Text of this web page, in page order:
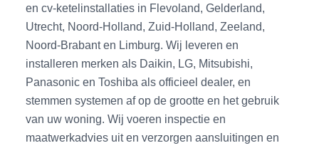
en cv-ketelinstallaties in Flevoland, Gelderland,
Utrecht, Noord-Holland, Zuid-Holland, Zeeland,
Noord-Brabant en Limburg. Wij leveren en
installeren merken als Daikin, LG, Mitsubishi,
Panasonic en Toshiba als officieel dealer, en
stemmen systemen af op de grootte en het gebruik
van uw woning. Wij voeren inspectie en
maatwerkadvies uit en verzorgen aansluitingen en